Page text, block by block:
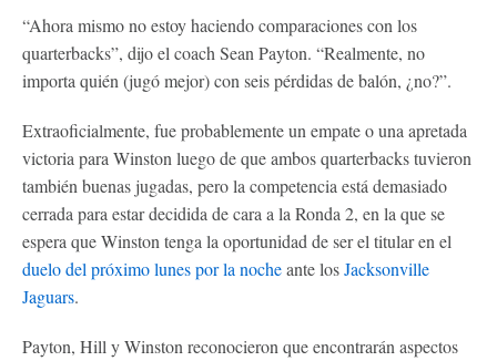
“Ahora mismo no estoy haciendo comparaciones con los
quarterbacks”, dijo el coach Sean Payton. “Realmente, no
importa quién (jugó mejor) con seis pérdidas de balón, ¿no?”.
Extraoficialmente, fue probablemente un empate o una apretada
victoria para Winston luego de que ambos quarterbacks tuvieron
también buenas jugadas, pero la competencia está demasiado
cerrada para estar decidida de cara a la Ronda 2, en la que se
espera que Winston tenga la oportunidad de ser el titular en el
duelo del próximo lunes por la nocheante losJacksonville
Jaguars.
Payton, Hill y Winston reconocieron que encontrarán aspectos